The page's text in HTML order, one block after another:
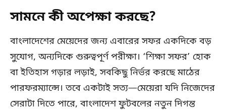
সামনে কী অপেক্ষা করছে?
বাংলাদেশের মেয়েদের জন্য এবারের সফর একদিকে বড়
সুযোগ, অন্যদিকে গুরুত্বপূর্ণ পরীক্ষা। ‘শিক্ষা সফর’ হোক
বা ইতিহাস গড়ার লড়াই, সবকিছু নির্ভর করছে মাঠের
পারফরম্যান্সে। তবে একটাই সত্য—মেয়েরা যদি নিজেদের
সেরাটা দিতে পারে, বাংলাদেশ ফুটবলের নতুন দিগন্ত